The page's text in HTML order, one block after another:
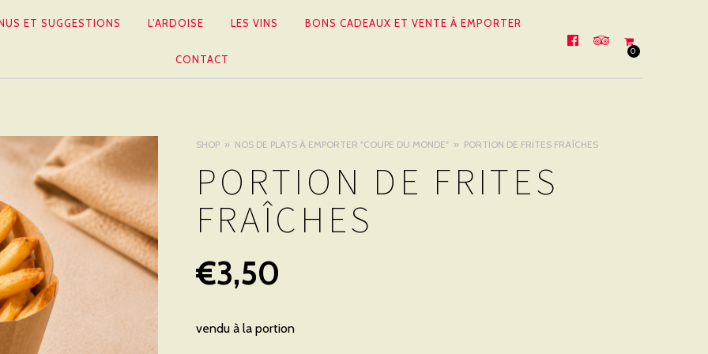
ET SUGGESTIONS L’ARDOISE LES VINS BONS CADEAUX ET VENTE À EMPORTER
CONTACT
FACEBOOK
TRIPADVISOR
0
SHOP NOS DE PLATS À EMPORTER "COUPE DU MONDE" PORTION DE FRITES FRAÎCHES
PORTION DE FRITES
FRAÎCHES
€3,50
vendu à la portion